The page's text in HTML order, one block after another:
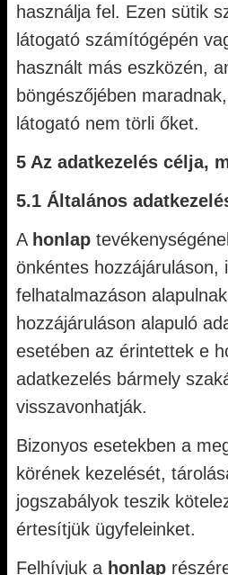
használja fel. Ezen sütik
látogató számítógépén
használt más eszközén,
böngészőjében
látogató nem törli őket.
5 Az adatkezelés célja,
5.1 Általános
A honlap
önkéntes hozzájáruláson,
felhatalmazáson
hozzájáruláson alapuló
esetében az érintettek e
adatkezelés bármely
visszavonhatják.
Bizonyos esetekben a
körének kezelését,
jogszabályok teszik
értesítjük ügyfeleinket.
Felhívjuk a honlap